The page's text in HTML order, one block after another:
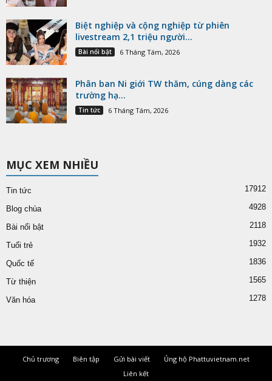
Biệt nghiệp và cộng nghiệp từ phiên
livestream 2,1 triệu người...
Bài nổi bật 6 Tháng Tám, 2026
Phân ban Ni giới TW thăm, cúng dàng các
trường hạ...
Tin tức 6 Tháng Tám, 2026
MỤC XEM NHIỀU
Tin tức 17912
Blog chùa 4928
Bài nổi bật 2118
Tuổi trẻ 1932
Quốc tế 1836
Từ thiện 1565
Văn hóa 1278
Chủ trương Biên tập Gửi bài viết
Ủng hộ Phattuvietnam.net
Liên kết